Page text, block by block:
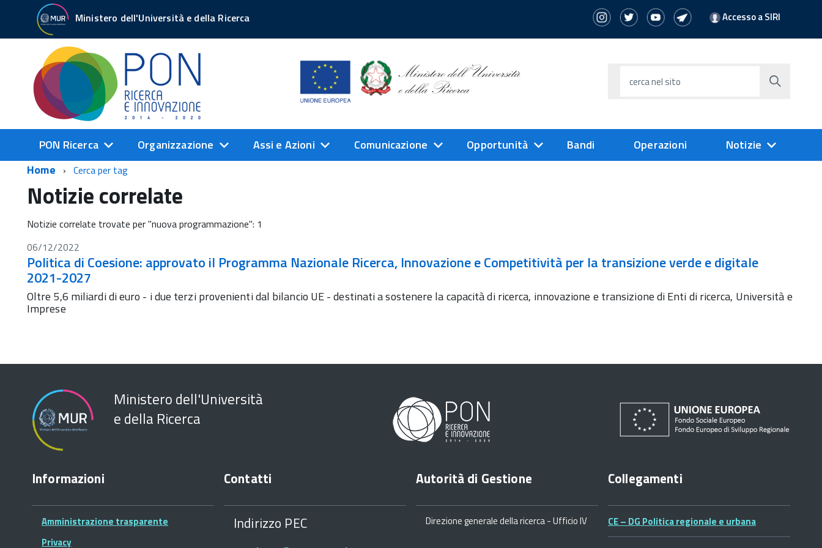
Ministero dell'Università e della Ricerca Accesso a SIRI
cerca nel sito
PON Ricerca Organizzazione Assi e Azioni Comunicazione Opportunità Bandi Operazioni
Notizie
Home
Cerca per tag
Notizie correlate
Notizie correlate trovate per "nuova programmazione": 1
06/12/2022
Politica di Coesione: approvato il Programma Nazionale Ricerca, Innovazione e Competitività per la transizione verde e digitale
2021-2027
Oltre 5,6 miliardi di euro - i due terzi provenienti dal bilancio UE - destinati a sostenere la capacità di ricerca, innovazione e transizione di Enti di ricerca, Università e
Imprese
Ministero dell'Università
e della Ricerca
Informazioni
Amministrazione trasparente
Privacy
Contatti
Indirizzo PEC
Autorità di Gestione
Direzione generale della ricerca - Ufficio IV
Collegamenti
CE – DG Politica regionale e urbana